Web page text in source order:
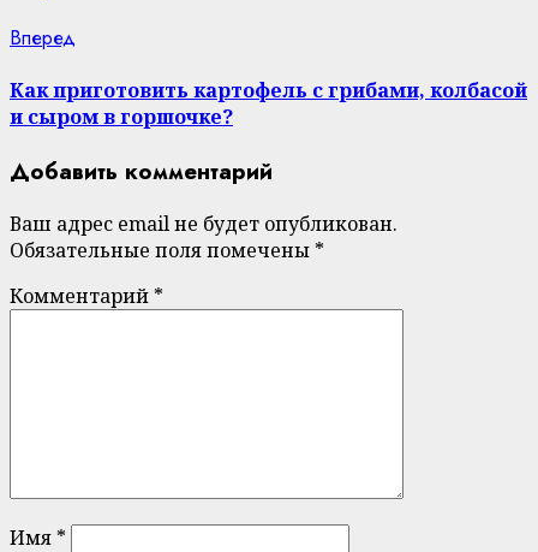
Вперед
Как приготовить картофель с грибами, колбасой
и сыром в горшочке?
Добавить комментарий
Ваш адрес email не будет опубликован.
Обязательные поля помечены *
Комментарий *
Имя *